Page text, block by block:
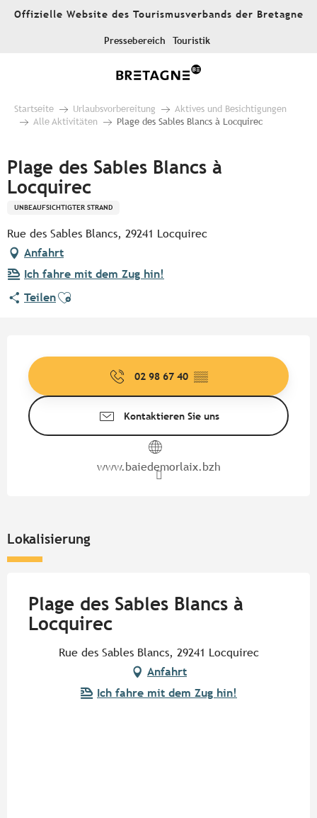
AllerOffizielle Website des Tourismusverbands der Bretagne
Pressebereich Touristik
Startseite Urlaubsvorbereitung
Aktives und Besichtigungen
Alle Aktivitäten
Plage des Sables Blancs à Locquirec
Plage des Sables Blancs à
Locquirec
UNBEAUFSICHTIGTER STRAND
Rue des Sables Blancs, 29241 Locquirec
Anfahrt
Ich fahre mit dem Zug hin!
TeilenAjouter aux favoris
02 98 67 40 ▒▒
Kontaktieren Sie uns
www.baiedemorlaix.bzh
Lokalisierung
Plage des Sables Blancs à
Locquirec
Rue des Sables Blancs, 29241 Locquirec
Anfahrt
Ich fahre mit dem Zug hin!